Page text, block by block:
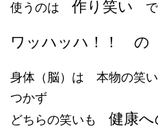
使うのは 作り笑い で
ワッハッハ！！ の
身体（脳）は 本物の笑
つかず
どちらの笑いも 健康